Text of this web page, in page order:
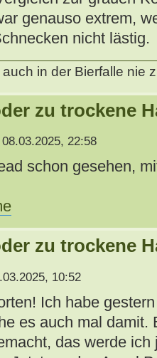
genauso extrem,
nicht lästig.
in der Bierfalle nie
zu trockene
22:58
schon gesehen,
zu trockene
10:52
Ich habe
es auch mal damit.
das werde